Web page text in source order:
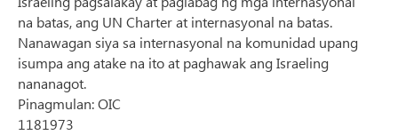
na batas, ang UN Charter at internasyonal na batas.
Nanawagan siya sa internasyonal na komunidad upang
isumpa ang atake na ito at paghawak ang Israeling
nananagot.
Pinagmulan: OIC
1181973